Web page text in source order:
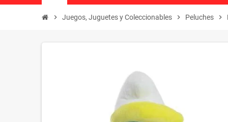
chevron_right Juegos, Juguetes y Coleccionables chevron_right Peluches chevron_right